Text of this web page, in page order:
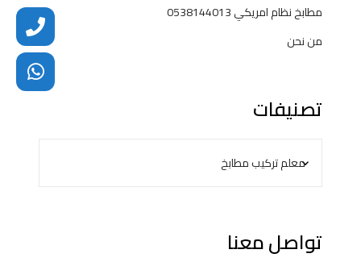
مطابخ نظام امريكي 0538144013
من نحن
تصنيفات
تواصل معنا